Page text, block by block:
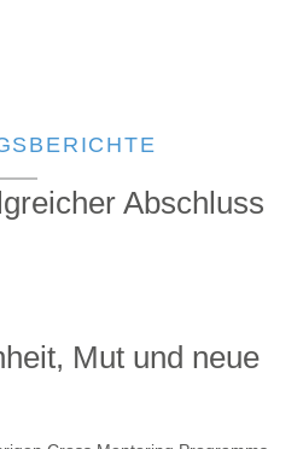
Abschluss
Mut und neue